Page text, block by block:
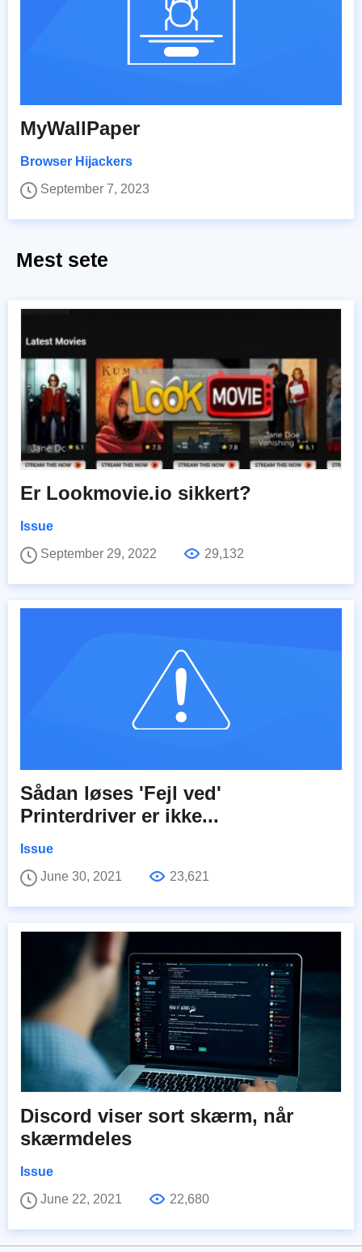
MyWallPaper
Browser Hijackers
September 7, 2023
Mest sete
Er Lookmovie.io sikkert?
Issue
September 29, 2022
29,132
Sådan løses 'Fejl ved'
Printerdriver er ikke...
Issue
June 30, 2021
23,621
Discord viser sort skærm, når
skærmdeles
Issue
June 22, 2021
22,680